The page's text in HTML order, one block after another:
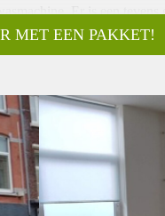
Er is een tevens
daglicht).
MET EEN PAKKET!